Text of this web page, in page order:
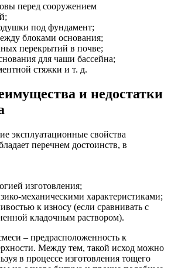
перед сооружением
под фундамент;
блоками основания;
перекрытий в почве;
для чаши бассейна;
стяжки и т. д.
и недостатки
эксплуатационные свойства
перечнем достоинств, в
изготовления;
механическими характеристиками;
к износу (если сравнивать с
кладочным раствором).
– предрасположенность к
Между тем, такой исход можно
в процессе изготовления тощего